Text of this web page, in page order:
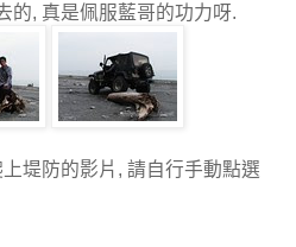
的, 真是佩服藍哥的功力呀.
堤防的影片, 請自行手動點選